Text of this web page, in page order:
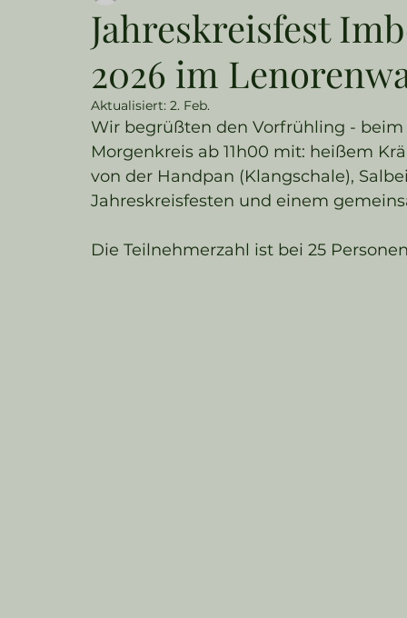
Jahreskreisfest
2026 im
Aktualisiert: 2. Feb.
Wir begrüßten den Vorfrühling -
Morgenkreis ab 11h00 mit: heißem
von der Handpan (Klangschale),
Jahreskreisfesten und einem
Die Teilnehmerzahl ist bei 25